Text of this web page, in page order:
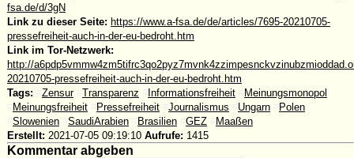
fsa.de/d/3gN
Link zu dieser Seite: https://www.a-fsa.de/de/articles/7695-20210705-
pressefreiheit-auch-in-der-eu-bedroht.htm
Link im Tor-Netzwerk:
http://
20210705-pressefreiheit-auch-in-der-eu-bedroht.htm
Tags:
Zensur Transparenz Informationsfreiheit
Meinungsmonopol
Meinungsfreiheit Pressefreiheit Journalismus Ungarn
Polen
Slowenien SaudiArabien Brasilien GEZ
Maaßen
Erstellt: 2021-07-05 09:19:10 Aufrufe: 1415
Kommentar abgeben